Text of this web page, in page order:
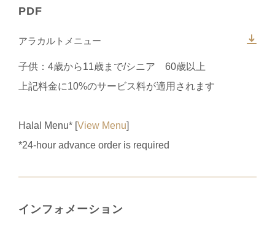
PDF
アラカルトメニュー
子供：4歳から11歳まで/シニア 60歳以上
上記料金に10%のサービス料が適用されます
Halal Menu* [View Menu]
*24-hour advance order is required
インフォメーション